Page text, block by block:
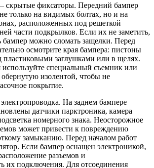
скрытые фиксаторы. Передний бампер
только на видимых болтах, но и на
расположенных под решеткой
части подкрылков. Если их не заметить,
бампер можно сломать защелки. Перед
осмотрите края бампера: пистоны
пластиковыми заглушками или в щелях.
используйте специальный съемник или
изолентой, чтобы не
покрытие.
На заднем бампере
датчики парктроника, камера
номерного знака. Неосторожное
может привести к повреждению
замыканию. Перед началом работ
Если бампер оснащен электроникой,
разъемов и
их подключения. Для отсоединения